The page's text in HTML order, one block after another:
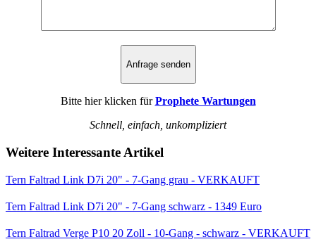
Bitte hier klicken fürProphete Wartungen
Schnell, einfach, unkompliziert
Weitere Interessante Artikel
Tern Faltrad Link D7i 20" - 7-Gang grau - VERKAUFT
Tern Faltrad Link D7i 20" - 7-Gang schwarz - 1349 Euro
Tern Faltrad Verge P10 20 Zoll - 10-Gang - schwarz - VERKAUFT